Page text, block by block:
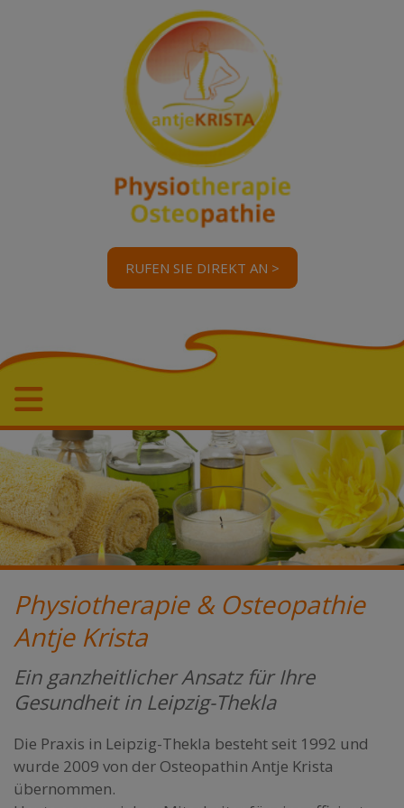
RUFEN SIE DIREKT AN >
Physiotherapie & Osteopathie
Antje Krista
Ein ganzheitlicher Ansatz für Ihre
Gesundheit in Leipzig-Thekla
Die Praxis in Leipzig-Thekla besteht seit 1992 und
wurde 2009 von der Osteopathin Antje Krista
übernommen.